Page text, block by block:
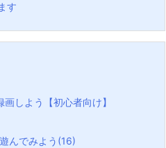
す
画しよう【初心者向け】
んでみよう(16)